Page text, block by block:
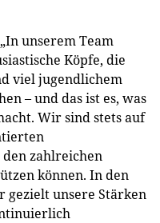
unserem Team
Köpfe, die
viel jugendlichem
– und das ist es, was
Wir sind stets auf
zahlreichen
können. In den
gezielt unsere Stärken